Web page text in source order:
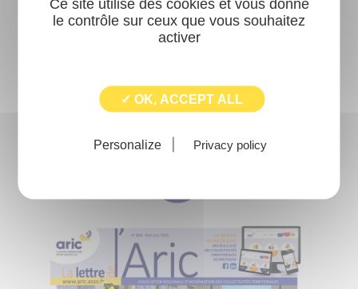
Découvrez la dernière
Lettre de l'Aric
Ce site utilise des cookies et vous donne
le contrôle sur ceux que vous souhaitez
activer
✓ OK, ACCEPT ALL
Personalize Privacy policy